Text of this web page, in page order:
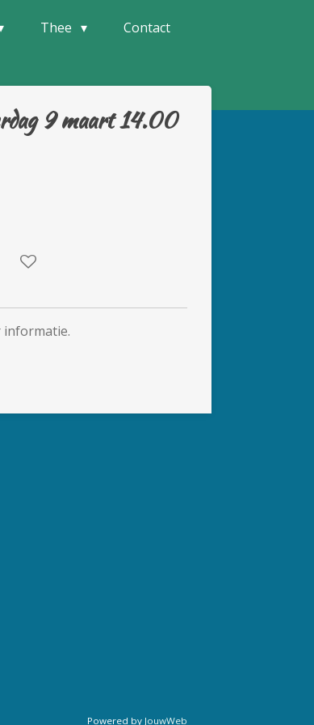
Thee
Contact
9 maart 14.00
informatie.
Powered by JouwWeb